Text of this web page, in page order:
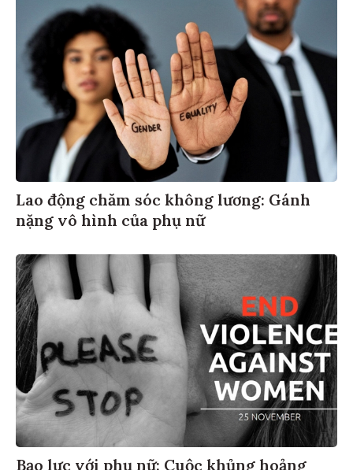
Lao động chăm sóc không lương: Gánh
nặng vô hình của phụ nữ